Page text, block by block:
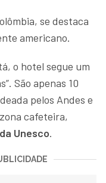
se destaca
americano.
o hotel segue um
São apenas 10
pelos Andes e
cafeteira,
Unesco.